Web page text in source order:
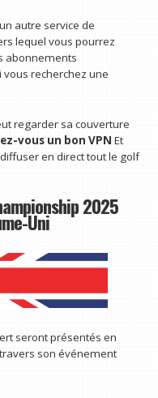
autre service de
lequel vous pourrez
abonnements
recherchez une
regarder sa couverture
vous un bon VPN Et
en direct tout le golf
2025
Uni
seront présentés en
son événement